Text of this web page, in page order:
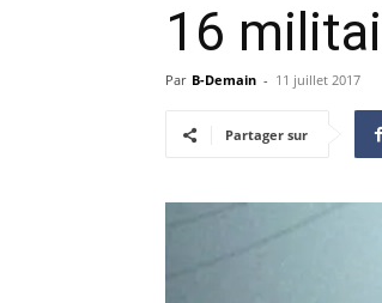
16
Par B-Demain - 11 juillet 2017
Partager sur